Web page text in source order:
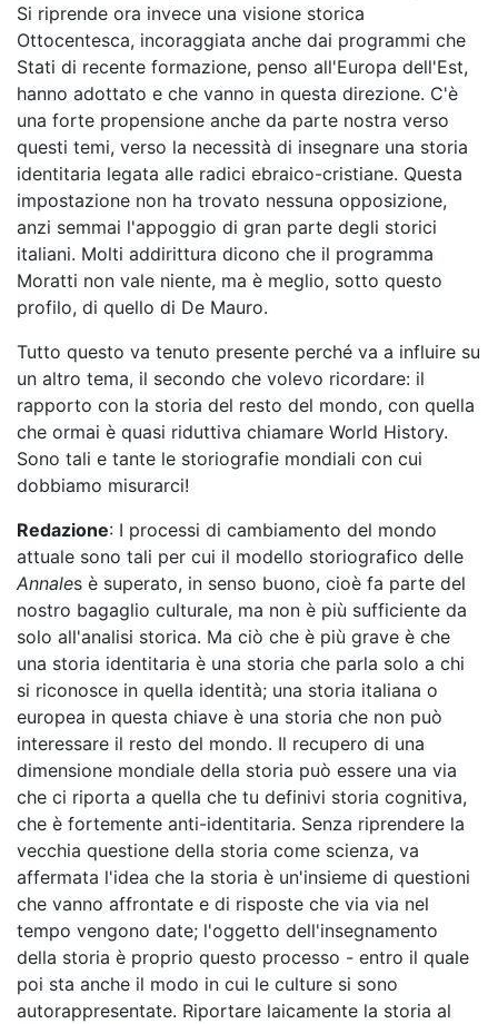
Si riprende ora invece una visione storica
Ottocentesca, incoraggiata anche dai programmi che
Stati di recente formazione, penso all'Europa dell'Est,
hanno adottato e che vanno in questa direzione. C'è
una forte propensione anche da parte nostra verso
questi temi, verso la necessità di insegnare una storia
identitaria legata alle radici ebraico-cristiane. Questa
impostazione non ha trovato nessuna opposizione,
anzi semmai l'appoggio di gran parte degli storici
italiani. Molti addirittura dicono che il programma
Moratti non vale niente, ma è meglio, sotto questo
profilo, di quello di De Mauro.
Tutto questo va tenuto presente perché va a influire su
un altro tema, il secondo che volevo ricordare: il
rapporto con la storia del resto del mondo, con quella
che ormai è quasi riduttiva chiamare World History.
Sono tali e tante le storiografie mondiali con cui
dobbiamo misurarci!
Redazione: I processi di cambiamento del mondo
attuale sono tali per cui il modello storiografico delle
Annales è superato, in senso buono, cioè fa parte del
nostro bagaglio culturale, ma non è più sufficiente da
solo all'analisi storica. Ma ciò che è più grave è che
una storia identitaria è una storia che parla solo a chi
si riconosce in quella identità; una storia italiana o
europea in questa chiave è una storia che non può
interessare il resto del mondo. Il recupero di una
dimensione mondiale della storia può essere una via
che ci riporta a quella che tu definivi storia cognitiva,
che è fortemente anti-identitaria. Senza riprendere la
vecchia questione della storia come scienza, va
affermata l'idea che la storia è un'insieme di questioni
che vanno affrontate e di risposte che via via nel
tempo vengono date; l'oggetto dell'insegnamento
della storia è proprio questo processo - entro il quale
poi sta anche il modo in cui le culture si sono
autorappresentate. Riportare laicamente la storia al